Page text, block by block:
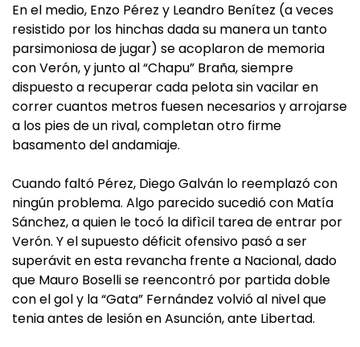
En el medio, Enzo Pérez y Leandro Benítez (a veces
resistido por los hinchas dada su manera un tanto
parsimoniosa de jugar) se acoplaron de memoria
con Verón, y junto al “Chapu” Braña, siempre
dispuesto a recuperar cada pelota sin vacilar en
correr cuantos metros fuesen necesarios y arrojarse
a los pies de un rival, completan otro firme
basamento del andamiaje.
Cuando faltó Pérez, Diego Galván lo reemplazó con
ningún problema. Algo parecido sucedió con Matía
Sánchez, a quien le tocó la difìcil tarea de entrar por
Verón. Y el supuesto déficit ofensivo pasó a ser
superávit en esta revancha frente a Nacional, dado
que Mauro Boselli se reencontró por partida doble
con el gol y la “Gata” Fernández volvió al nivel que
tenia antes de lesión en Asunción, ante Libertad.